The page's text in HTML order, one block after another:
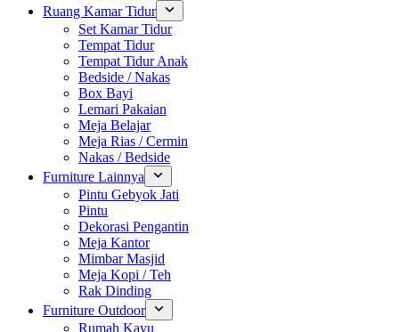
Ruang Kamar Tidur
Set Kamar Tidur
Tempat Tidur
Tempat Tidur Anak
Bedside / Nakas
Box Bayi
Lemari Pakaian
Meja Belajar
Meja Rias / Cermin
Nakas / Bedside
Furniture Lainnya
Pintu Gebyok Jati
Pintu
Dekorasi Pengantin
Meja Kantor
Mimbar Masjid
Meja Kopi / Teh
Rak Dinding
Furniture Outdoor
Rumah Kayu